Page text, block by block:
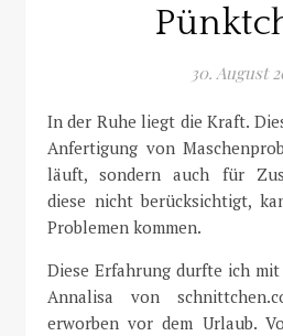
30. August
In der Ruhe liegt die Kraft. Dies gilt nicht nur für die
Anfertigung von
läuft, sondern auch für
diese nicht berücksichtigt,
Problemen kommen.
Diese Erfahrung durfte ich
Annalisa von
erworben vor dem Urlaub.